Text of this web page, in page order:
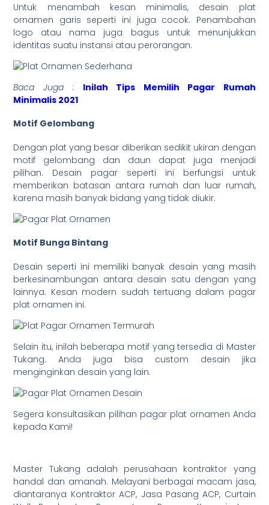
Untuk menambah kesan minimalis, desain plat
ornamen garis seperti ini juga cocok. Penambahan
logo atau nama juga bagus untuk menunjukkan
identitas suatu instansi atau perorangan.
Baca Juga: Inilah Tips Memilih Pagar Rumah
Minimalis 2021
Motif Gelombang
Dengan plat yang besar diberikan sedikit ukiran dengan
motif gelombang dan daun dapat juga menjadi
pilihan. Desain pagar seperti ini berfungsi untuk
memberikan batasan antara rumah dan luar rumah,
karena masih banyak bidang yang tidak diukir.
Motif Bunga Bintang
Desain seperti ini memiliki banyak desain yang masih
berkesinambungan antara desain satu dengan yang
lainnya. Kesan modern sudah tertuang dalam pagar
plat ornamen ini.
Selain itu, inilah beberapa motif yang tersedia di Master
Tukang. Anda juga bisa custom desain jika
menginginkan desain yang lain.
Segera konsultasikan pilihan pagar plat ornamen Anda
kepada Kami!
Master Tukang adalah perusahaan kontraktor yang
handal dan amanah. Melayani berbagai macam jasa,
diantaranya Kontraktor ACP, Jasa Pasang ACP, Curtain